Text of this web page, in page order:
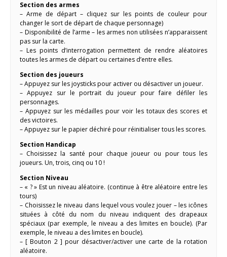
Section des armes
– Arme de départ – cliquez sur les points de couleur pour
changer le sort de départ de chaque personnage)
– Disponibilité de l’arme – les armes non utilisées n’apparaissent
pas sur la carte.
– Les points d’interrogation permettent de rendre aléatoires
toutes les armes de départ ou certaines d’entre elles.
Section des joueurs
– Appuyez sur les joysticks pour activer ou désactiver un joueur.
– Appuyez sur le portrait du joueur pour faire défiler les
personnages.
– Appuyez sur les médailles pour voir les totaux des scores et
des victoires.
– Appuyez sur le papier déchiré pour réinitialiser tous les scores.
Section Handicap
– Choisissez la santé pour chaque joueur ou pour tous les
joueurs. Un, trois, cinq ou 10 !
Section Niveau
– « ? » Est un niveau aléatoire. (continue à être aléatoire entre les
tours)
– Choisissez le niveau dans lequel vous voulez jouer – les icônes
situées à côté du nom du niveau indiquent des drapeaux
spéciaux (par exemple, le niveau a des limites en boucle). (Par
exemple, le niveau a des limites en boucle).
– [ Bouton 2 ] pour désactiver/activer une carte de la rotation
aléatoire.